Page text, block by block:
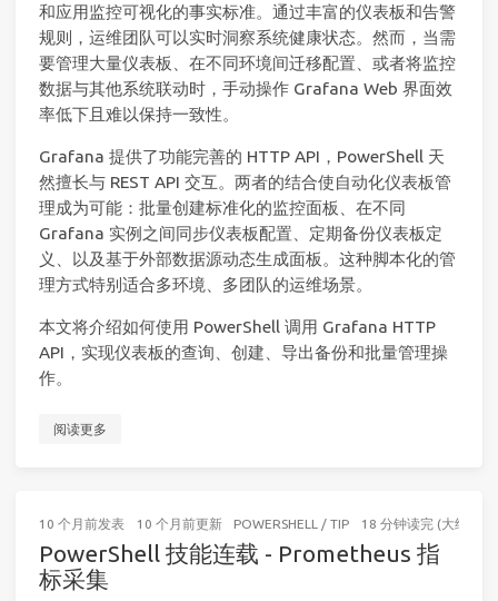
和应用监控可视化的事实标准。通过丰富的仪表板和告警
规则，运维团队可以实时洞察系统健康状态。然而，当需
要管理大量仪表板、在不同环境间迁移配置、或者将监控
数据与其他系统联动时，手动操作 Grafana Web 界面效
率低下且难以保持一致性。
Grafana 提供了功能完善的 HTTP API，PowerShell 天
然擅长与 REST API 交互。两者的结合使自动化仪表板管
理成为可能：批量创建标准化的监控面板、在不同
Grafana 实例之间同步仪表板配置、定期备份仪表板定
义、以及基于外部数据源动态生成面板。这种脚本化的管
理方式特别适合多环境、多团队的运维场景。
本文将介绍如何使用 PowerShell 调用 Grafana HTTP
API，实现仪表板的查询、创建、导出备份和批量管理操
作。
阅读更多
10 个月前发表 10 个月前更新 POWERSHELL / TIP 18 分钟读完 (大约
PowerShell 技能连载 - Prometheus 指
标采集